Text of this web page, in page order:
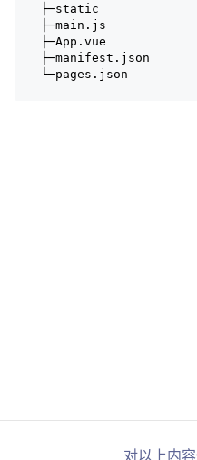
├─static
├─main.js
├─App.vue
├─manifest.json
└─pages.json
对以上内容